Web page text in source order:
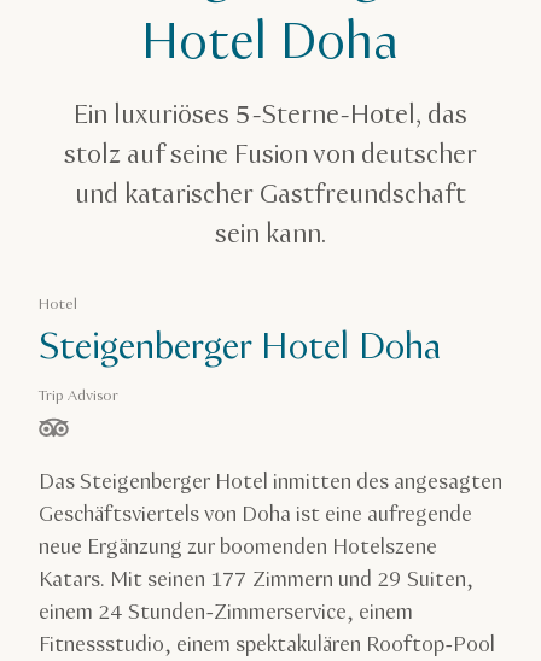
Steigenberger Hotel DohaHotel Doha
Ein luxuriöses 5-Sterne-Hotel, das
stolz auf seine Fusion von deutscher
und katarischer Gastfreundschaft
sein kann.
Hotel
Steigenberger Hotel Doha
Trip Advisor
von 5 Sternen, basierend auf
Das Steigenberger Hotel inmitten des angesagten
Geschäftsviertels von Doha ist eine aufregende
neue Ergänzung zur boomenden Hotelszene
Katars. Mit seinen 177 Zimmern und 29 Suiten,
einem 24 Stunden-Zimmerservice, einem
Fitnessstudio, einem spektakulären Rooftop-Pool